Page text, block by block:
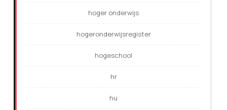
hoger onderwijs
hogeronderwijsregister
hogeschool
hr
hu